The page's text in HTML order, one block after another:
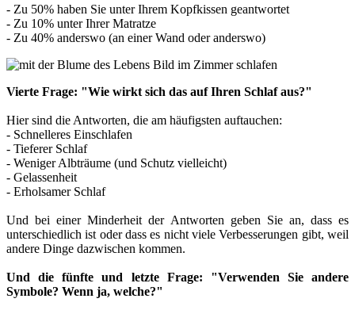
- Zu 50% haben Sie unter Ihrem Kopfkissen geantwortet
- Zu 10% unter Ihrer Matratze
- Zu 40% anderswo (an einer Wand oder anderswo)
Vierte Frage: "Wie wirkt sich das auf Ihren Schlaf aus?"
Hier sind die Antworten, die am häufigsten auftauchen:
- Schnelleres Einschlafen
- Tieferer Schlaf
- Weniger Albträume (und Schutz vielleicht)
- Gelassenheit
- Erholsamer Schlaf
Und bei einer Minderheit der Antworten geben Sie an, dass es
unterschiedlich ist oder dass es nicht viele Verbesserungen gibt, weil
andere Dinge dazwischen kommen.
Und die fünfte und letzte Frage: "Verwenden Sie andere
Symbole? Wenn ja, welche?"